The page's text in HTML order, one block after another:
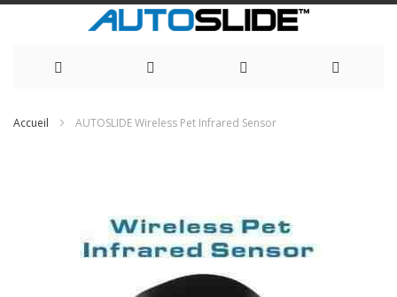
Accueil AUTOSLIDE Wireless Pet Infrared Sensor